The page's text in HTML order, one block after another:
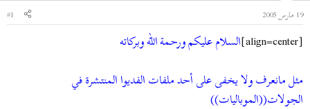
ل
م
و
ع
ل
ب
19 مارس 2005
#1
[align=center]
السلام عليكم ورحمة الله وبركاته
مثل مانعرف ولا يخفى على أحد ملفات الفديوا المنتشرة في
الجولات((الموباليات))